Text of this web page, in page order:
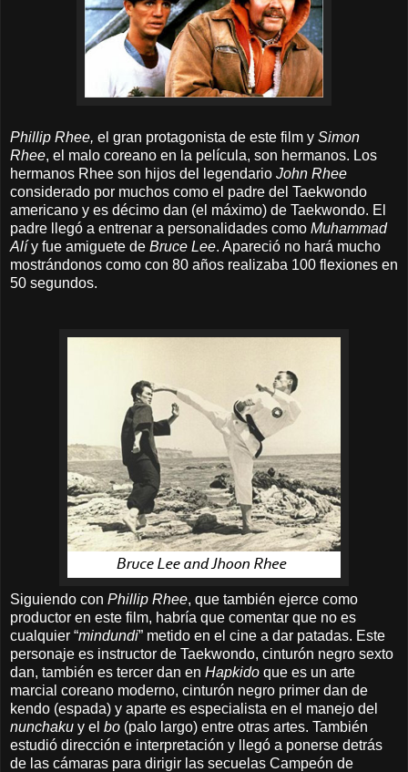
Phillip Rhee, el gran protagonista de este film y Simon
Rhee, el malo coreano en la película, son hermanos. Los
hermanos Rhee son hijos del legendario John Rhee
considerado por muchos como el padre del Taekwondo
americano y es décimo dan (el máximo) de Taekwondo. El
padre llegó a entrenar a personalidades como Muhammad
Alíy fue amiguete de Bruce Lee. Apareció no hará mucho
mostrándonos como con 80 años realizaba 100 flexiones en
50 segundos.
Siguiendo con Phillip Rhee, que también ejerce como
productor en este film, habría que comentar que no es
cualquier “mindundi” metido en el cine a dar patadas. Este
personaje es instructor de Taekwondo, cinturón negro sexto
dan, también es tercer dan en Hapkido que es un arte
marcial coreano moderno, cinturón negro primer dan de
kendo (espada) y aparte es especialista en el manejo del
nunchaku y el bo (palo largo) entre otras artes. También
estudió dirección e interpretación y llegó a ponerse detrás
de las cámaras para dirigir las secuelas Campeón de